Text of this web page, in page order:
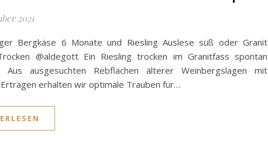
2021
Bergkäse 6 Monate und Riesling Auslese süß oder Granit
@aldegott Ein Riesling trocken im Granitfass spontan
Aus ausgesuchten Rebflächen älterer Weinbergslagen mit
erhalten wir optimale Trauben für…